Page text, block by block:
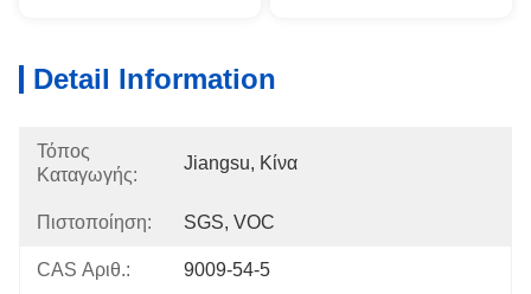
Detail Information
Τόπος
Καταγωγής:
Jiangsu, Κίνα
Πιστοποίηση: SGS, VOC
CAS Αριθ.: 9009-54-5